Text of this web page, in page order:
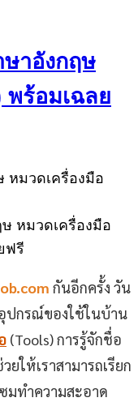
าอังกฤษ
พร้อมเฉลย
หมวดเครื่องมือ
ฟรี
กันอีกครั้ง วัน
ปกรณ์ของใช้ในบ้าน
(Tools) การรู้จักชื่อ
ให้เราสามารถเรียก
มทำความสะอาด